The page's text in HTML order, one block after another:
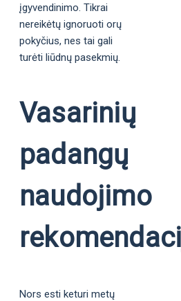
įgyvendinimo. Tikrai
nereikėtų ignoruoti orų
pokyčius, nes tai gali
turėti liūdnų pasekmių.
Vasarinių
padangų
naudojimo
Nors esti keturi metų